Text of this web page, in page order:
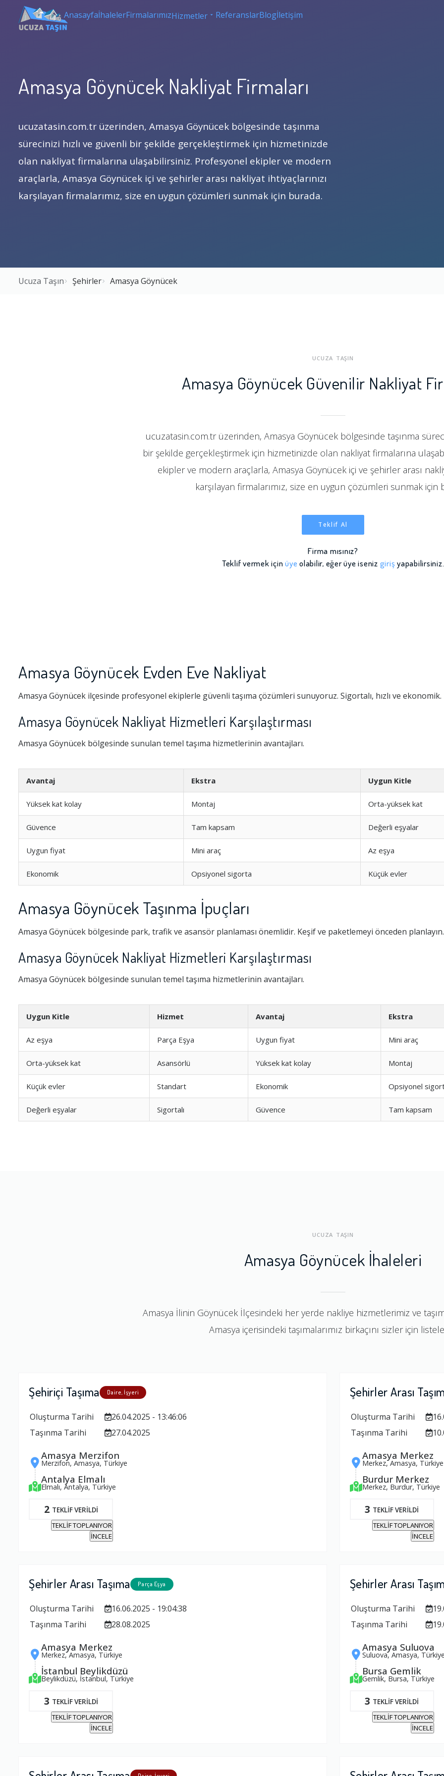
AnasayfaİhalelerFirmalarımızHizmetler ReferanslarBlogİletişim
Amasya Göynücek Nakliyat Firmaları
ucuzatasin.com.tr üzerinden, Amasya Göynücek bölgesinde taşınma
sürecinizi hızlı ve güvenli bir şekilde gerçekleştirmek için hizmetinizde
olan nakliyat firmalarına ulaşabilirsiniz. Profesyonel ekipler ve modern
araçlarla, Amasya Göynücek içi ve şehirler arası nakliyat ihtiyaçlarınızı
karşılayan firmalarımız, size en uygun çözümleri sunmak için burada.
Ucuza Taşın Şehirler Amasya Göynücek
UCUZA TAŞIN
Amasya Göynücek Güvenilir Nakliyat
ucuzatasin.com.tr üzerinden, Amasya Göynücek bölgesinde taşınma
bir şekilde gerçekleştirmek için hizmetinizde olan nakliyat firmalarına
ekipler ve modern araçlarla, Amasya Göynücek içi ve şehirler arası
karşılayan firmalarımız, size en uygun çözümleri sunmak için
Teklif Al
Firma mısınız?
Teklif vermek içinüye olabilir, eğer üye iseniz giriş yapabilirsiniz.
Amasya Göynücek Evden Eve Nakliyat
Amasya Göynücek ilçesinde profesyonel ekiplerle güvenli taşıma çözümleri sunuyoruz. Sigortalı, hızlı ve ekonomik.
Amasya Göynücek Nakliyat Hizmetleri Karşılaştırması
Amasya Göynücek bölgesinde sunulan temel taşıma hizmetlerinin avantajları.
Avantaj Ekstra Uygun Kitle
Yüksek kat kolay Montaj Orta-yüksek kat
Güvence Tam kapsam Değerli eşyalar
Uygun fiyat Mini araç Az eşya
Ekonomik Opsiyonel sigorta Küçük evler
Amasya Göynücek Taşınma İpuçları
Amasya Göynücek bölgesinde park, trafik ve asansör planlaması önemlidir. Keşif ve paketlemeyi önceden planlayın.
Amasya Göynücek Nakliyat Hizmetleri Karşılaştırması
Amasya Göynücek bölgesinde sunulan temel taşıma hizmetlerinin avantajları.
Uygun Kitle Hizmet Avantaj Ekstra
Az eşya Parça Eşya Uygun fiyat Mini araç
Orta-yüksek kat Asansörlü Yüksek kat kolay Montaj
Küçük evler Standart Ekonomik Opsiyonel
Değerli eşyalar Sigortalı Güvence Tam kapsam
UCUZA TAŞIN
Amasya Göynücek İhaleleri
Amasya İlinin Göynücek İlçesindeki her yerde nakliye hizmetlerimiz ve
Amasya içerisindeki taşımalarımız birkaçını sizler için
Şehiriçi Taşıma Daire, İşyeri
Oluşturma Tarihi
26.04.2025 - 13:46:06
Taşınma Tarihi
27.04.2025
Amasya Merzifon
Merzifon, Amasya, Türkiye
Antalya Elmalı
Elmalı, Antalya, Türkiye
2 TEKLİF VERİLDİ
TEKLİF TOPLANIYOR
İNCELE
Şehirler Arası
Oluşturma Tarihi
Taşınma Tarihi
Amasya Merkez
Merkez, Amasya, Türkiye
Burdur Merkez
Merkez, Burdur, Türkiye
3 TEKLİF VERİLDİ
TEKLİF TOPLANIYOR
İNCELE
Şehirler Arası Taşıma Parça Eşya
Oluşturma Tarihi
16.06.2025 - 19:04:38
Taşınma Tarihi
28.08.2025
Amasya Merkez
Merkez, Amasya, Türkiye
İstanbul Beylikdüzü
Beylikdüzü, İstanbul, Türkiye
3 TEKLİF VERİLDİ
TEKLİF TOPLANIYOR
İNCELE
Şehirler Arası
Oluşturma Tarihi
Taşınma Tarihi
Amasya Suluova
Suluova, Amasya,
Bursa Gemlik
Gemlik, Bursa, Türkiye
3 TEKLİF VERİLDİ
TEKLİF TOPLANIYOR
İNCELE